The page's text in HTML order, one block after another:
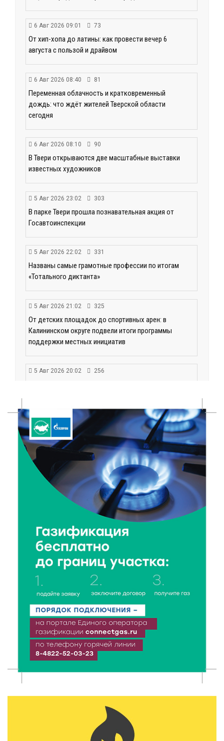
6 Авг 2026 09:01 73
От хип-хопа до латины: как провести вечер 6
августа с пользой и драйвом
6 Авг 2026 08:40 81
Переменная облачность и кратковременный
дождь: что ждёт жителей Тверской области
сегодня
6 Авг 2026 08:10 90
В Твери открываются две масштабные выставки
известных художников
5 Авг 2026 23:02 303
В парке Твери прошла познавательная акция от
Госавтоинспекции
5 Авг 2026 22:02 331
Названы самые грамотные профессии по итогам
«Тотального диктанта»
5 Авг 2026 21:02 325
От детских площадок до спортивных арен: в
Калининском округе подвели итоги программы
поддержки местных инициатив
5 Авг 2026 20:02 256
5 Авг 2026 19:02
Туристический азарт и командный дух: в
Максатихинском округе завершился молодёжный
фестиваль
5 Авг 2026 18:42 283
Виталий Королев: 58 пространств благоустроят в
5 Авг 2026 18:07 511
От Святого Августина до кислотных рейвов:
необычная лекция об истории танцевальной
музыки
5 Авг 2026 17:07 356
Завершается обустройство трассы
Витязи — Духовщина — Белый — Нелидово в
Тверской области
5 Авг 2026 16:32 361
приобщают детей к здоровому образу жизни
327